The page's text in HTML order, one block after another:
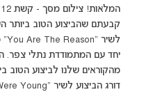
קבעתם שהביצוע הטוב ביותר
מהקוראים שלנו לביצוע הטוב